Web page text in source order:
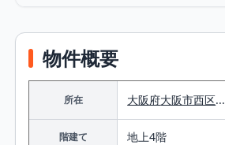
物件概要
所在 大阪府大阪市西区...
階建て 地上4階